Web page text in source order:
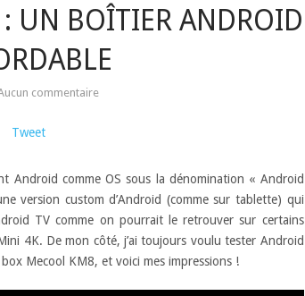
UN BOÎTIER ANDROID
commentaire
Tweet
Android comme OS sous la dénomination « Android
version custom d’Android (comme sur tablette) qui
TV comme on pourrait le retrouver sur certains
4K. De mon côté, j’ai toujours voulu tester Android
Mecool KM8, et voici mes impressions !